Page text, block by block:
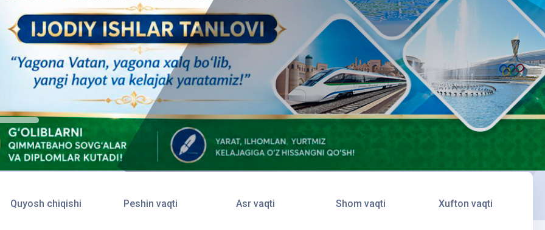
Quyosh chiqishi Peshin vaqti Asr vaqti Shom vaqti Xufton vaqti